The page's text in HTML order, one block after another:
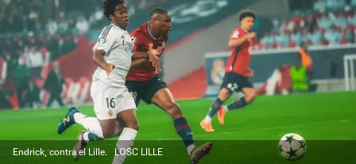
Endrick, contra el Lille. LOSC LILLE